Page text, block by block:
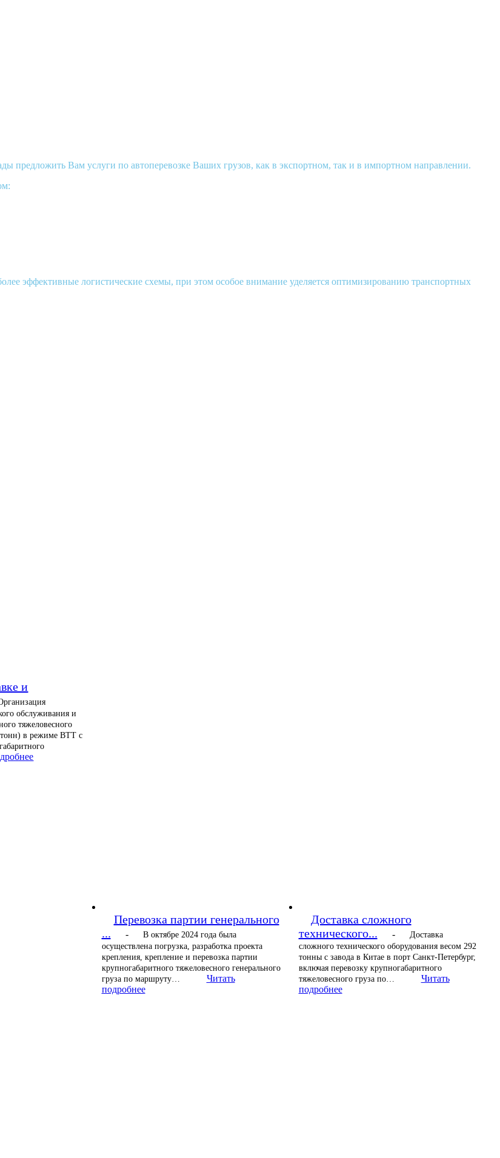
предложить Вам услуги по автоперевозке Ваших грузов, как в экспортном, так и в импортном направлении.
эффективные логистические схемы, при этом особое внимание уделяется оптимизированию транспортных
и
обслуживания и
тяжеловесного
в режиме ВТТ с
Перевозка партии генерального
...
-
В октябре 2024 года была
осуществлена погрузка, разработка проекта
крепления, крепление и перевозка партии
крупногабаритного тяжеловесного генерального
груза по маршруту…
Читать
подробнее
Доставка сложного
технического...
-
Доставка
сложного технического оборудования весом 292
тонны с завода в Китае в порт Санкт-Петербург,
включая перевозку крупногабаритного
тяжеловесного груза по…
Читать
подробнее